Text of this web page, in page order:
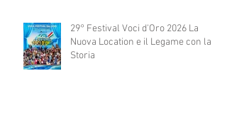
29° Festival Voci d'Oro 2026 La
Nuova Location e il Legame con la
Storia